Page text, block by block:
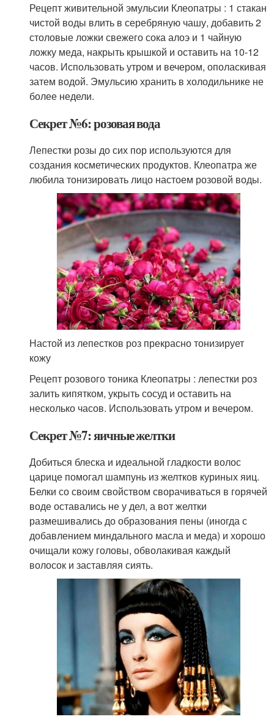
Рецепт живительной эмульсии Клеопатры : 1 стакан
чистой воды влить в серебряную чашу, добавить 2
столовые ложки свежего сока алоэ и 1 чайную
ложку меда, накрыть крышкой и оставить на 10-12
часов. Использовать утром и вечером, ополаскивая
затем водой. Эмульсию хранить в холодильнике не
более недели.
Секрет №6: розовая вода
Лепестки розы до сих пор используются для
создания косметических продуктов. Клеопатра же
любила тонизировать лицо настоем розовой воды.
Настой из лепестков роз прекрасно тонизирует
кожу
Рецепт розового тоника Клеопатры : лепестки роз
залить кипятком, укрыть сосуд и оставить на
несколько часов. Использовать утром и вечером.
Секрет №7: яичные желтки
Добиться блеска и идеальной гладкости волос
царице помогал шампунь из желтков куриных яиц.
Белки со своим свойством сворачиваться в горячей
воде оставались не у дел, а вот желтки
размешивались до образования пены (иногда с
добавлением миндального масла и меда) и хорошо
очищали кожу головы, обволакивая каждый
волосок и заставляя сиять.